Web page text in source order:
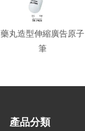
藥丸造型伸縮廣告原子
筆
產品分類